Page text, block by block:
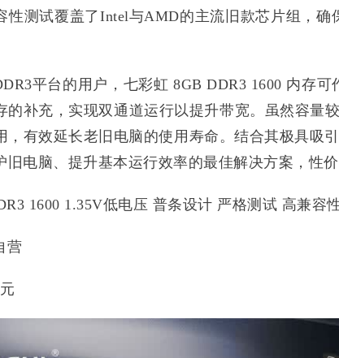
性测试覆盖了Intel与AMD的主流旧款芯片组，确
平台的用户，七彩虹 8GB DDR3 1600 内存
的补充，实现双通道运行以提升带宽。虽然容量
，有效延长老旧电脑的使用寿命。结合其极具吸
电脑、提升基本运行效率的最佳解决方案，性价
1600 1.35V低电压 普条设计 严格测试 高兼容
营